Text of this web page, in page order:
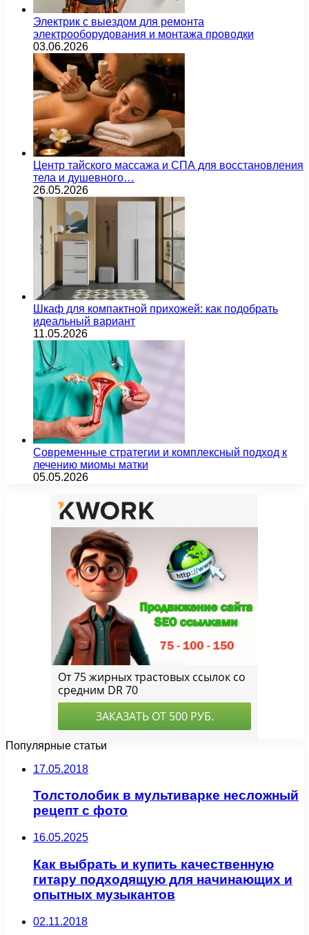
Электрик с выездом для ремонта
электрооборудования и монтажа проводки
03.06.2026
Центр тайского массажа и СПА для восстановления
тела и душевного…
26.05.2026
Шкаф для компактной прихожей: как подобрать
идеальный вариант
11.05.2026
Современные стратегии и комплексный подход к
лечению миомы матки
05.05.2026
Популярные статьи
17.05.2018
Толстолобик в мультиварке несложный
рецепт с фото
16.05.2025
Как выбрать и купить качественную
гитару подходящую для начинающих и
опытных музыкантов
02.11.2018